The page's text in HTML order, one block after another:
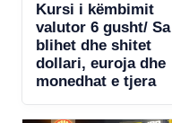
Kursi i këmbimit
valutor 6 gusht/ Sa
blihet dhe shitet
dollari, euroja dhe
monedhat e tjera